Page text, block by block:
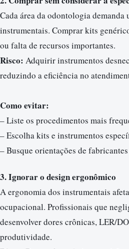
Cada área da odontologia
instrumentais. Comprar kits
ou falta de recursos importantes.
Risco: Adquirir instrumentos
reduzindo a eficiência no
Como evitar:
– Liste os procedimentos mais
– Escolha kits e instrumentos
– Busque orientações de
3. Ignorar o design ergonômico
A ergonomia dos instrumentais
ocupacional. Profissionais que
desenvolver dores crônicas, LER/
produtividade.